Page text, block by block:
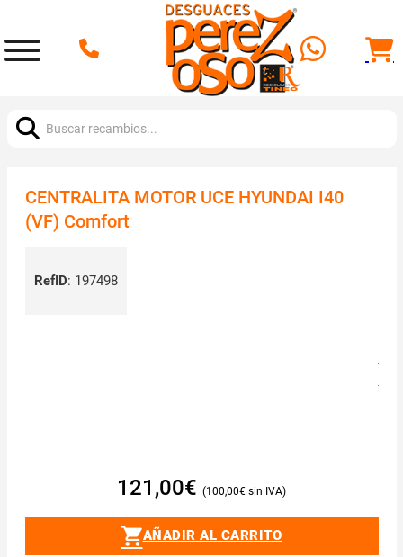
CENTRALITA MOTOR UCE HYUNDAI I40
(VF) Comfort
RefID: 197498
121,00€ 100,00€
AÑADIR AL CARRITO